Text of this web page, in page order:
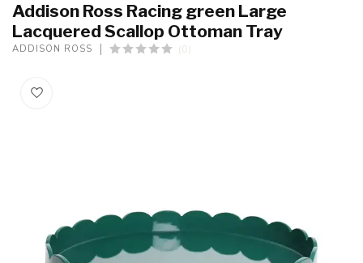
Addison Ross Racing green Large
Lacquered Scallop Ottoman Tray
ADDISON ROSS (0)